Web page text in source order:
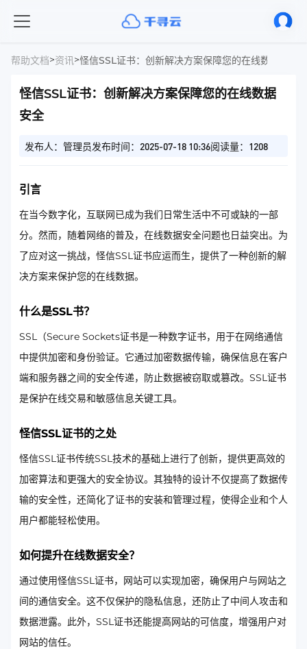
帮助文档>资讯>怪信SSL证书：创新解决方案保障您的在线数据安全
怪信SSL证书：创新解决方案保障您的在线数据
安全
发布人：管理员发布时间：2025-07-18 10:36阅读量：1208
引言
在当今数字化，互联网已成为我们日常生活中不可或缺的一部
分。然而，随着网络的普及，在线数据安全问题也日益突出。为
了应对这一挑战，怪信SSL证书应运而生，提供了一种创新的解
决方案来保护您的在线数据。
什么是SSL书？
SSL（Secure Sockets证书是一种数字证书，用于在网络通信
中提供加密和身份验证。它通过加密数据传输，确保信息在客户
端和服务器之间的安全传递，防止数据被窃取或篡改。SSL证书
是保护在线交易和敏感信息关键工具。
怪信SSL证书的之处
怪信SSL证书传统SSL技术的基础上进行了创新，提供更高效的
加密算法和更强大的安全协议。其独特的设计不仅提高了数据传
输的安全性，还简化了证书的安装和管理过程，使得企业和个人
用户都能轻松使用。
如何提升在线数据安全？
通过使用怪信SSL证书，网站可以实现加密，确保用户与网站之
间的通信安全。这不仅保护的隐私信息，还防止了中间人攻击和
数据泄露。此外，SSL证书还能提高网站的可信度，增强用户对
网站的信任。